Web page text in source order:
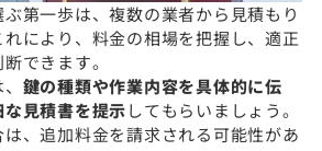
第一歩は、複数の業者から見積もり
により、料金の相場を把握し、適正
できます。
鍵の種類や作業内容を具体的に伝
見積書を提示してもらいましょう。
、追加料金を請求される可能性があ